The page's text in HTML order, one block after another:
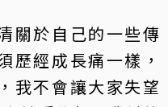
關於自己的一些傳
歷經成長痛一樣，
我不會讓大家失望